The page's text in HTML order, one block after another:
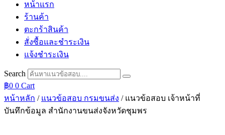
หน้าแรก
ร้านค้า
ตะกร้าสินค้า
สั่งซื้อและชำระเงิน
แจ้งชำระเงิน
Search
฿0 0 Cart
หน้าหลัก / แนวข้อสอบ กรมขนส่ง / แนวข้อสอบ เจ้าหน้าที่
บันทึกข้อมูล สำนักงานขนส่งจังหวัดชุมพร